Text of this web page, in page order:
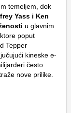
temeljem, dok
Yass i Ken
u glavnim
poput
Tepper
kineske e-
često
nove prilike.